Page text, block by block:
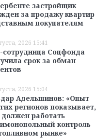
застройщик
за продажу квартир
покупателям
2026 15:41
сотрудница Соцфонда
срок за обман
2026 15:04
Адельшинов: «Опыт
регионов показывает,
должен работать
контроль
рынке»